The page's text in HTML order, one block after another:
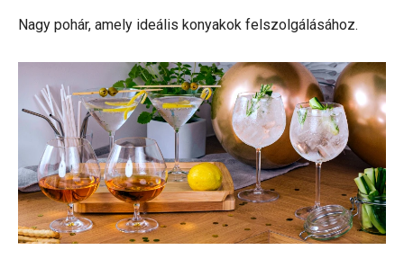
Nagy pohár, amely ideális konyakok felszolgálásához.